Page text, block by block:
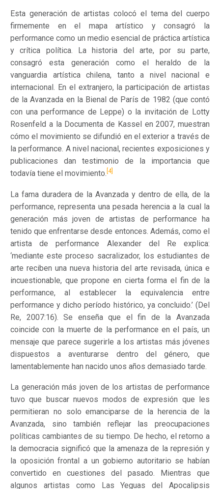
Esta generación de artistas colocó el tema del cuerpo
firmemente en el mapa artístico y consagró la
performance como un medio esencial de práctica artística
y crítica política. La historia del arte, por su parte,
consagró esta generación como el heraldo de la
vanguardia artística chilena, tanto a nivel nacional e
internacional. En el extranjero, la participación de artistas
de la Avanzada en la Bienal de París de 1982 (que contó
con una performance de Leppe) o la invitación de Lotty
Rosenfeld a la Documenta de Kassel en 2007, muestran
cómo el movimiento se difundió en el exterior a través de
la performance. A nivel nacional, recientes exposiciones y
publicaciones dan testimonio de la importancia que
todavía tiene el movimiento. [4]
La fama duradera de la Avanzada y dentro de ella, de la
performance, representa una pesada herencia a la cual la
generación más joven de artistas de performance ha
tenido que enfrentarse desde entonces. Además, como el
artista de performance Alexander del Re explica:
‘mediante este proceso sacralizador, los estudiantes de
arte reciben una nueva historia del arte revisada, única e
incuestionable, que propone en cierta forma el fin de la
performance, al establecer la equivalencia entre
performance y dicho período histórico, ya concluido.’ (Del
Re, 2007:16). Se enseña que el fin de la Avanzada
coincide con la muerte de la performance en el país, un
mensaje que parece sugerirle a los artistas más jóvenes
dispuestos a aventurarse dentro del género, que
lamentablemente han nacido unos años demasiado tarde.
La generación más joven de los artistas de performance
tuvo que buscar nuevos modos de expresión que les
permitieran no solo emanciparse de la herencia de la
Avanzada, sino también reflejar las preocupaciones
políticas cambiantes de su tiempo. De hecho, el retorno a
la democracia significó que la amenaza de la represión y
la oposición frontal a un gobierno autoritario se habían
convertido en cuestiones del pasado. Mientras que
algunos artistas como Las Yeguas del Apocalipsis